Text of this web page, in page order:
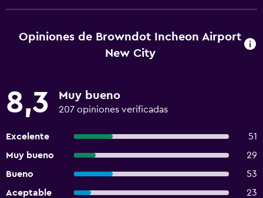
Opiniones de Browndot Incheon Airport
New City
8,3 Muy bueno
207 opiniones verificadas
Excelente
51
Muy bueno
29
Bueno
53
Aceptable
23